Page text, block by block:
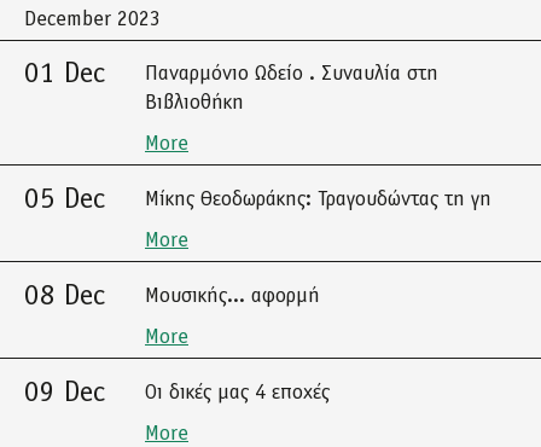
December 2023
01 Dec
Παναρμόνιο Ωδείο . Συναυλία στη
Βιβλιοθήκη
More
05 Dec
Μίκης Θεοδωράκης: Τραγουδώντας τη γη
More
08 Dec
Μουσικής... αφορμή
More
09 Dec
Οι δικές μας 4 εποχές
More